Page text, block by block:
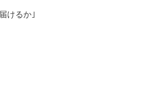
けるか｣